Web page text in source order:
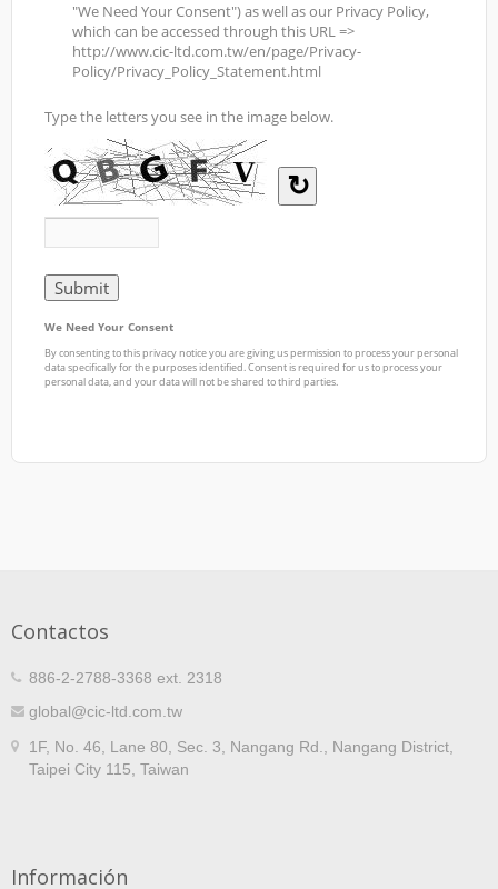
Contactos
886-2-2788-3368 ext. 2318
global@cic-ltd.com.tw
1F, No. 46, Lane 80, Sec. 3, Nangang Rd., Nangang District,
Taipei City 115, Taiwan
Información